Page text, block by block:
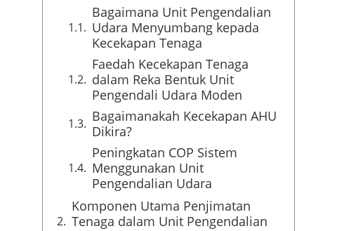
Bagaimana Unit Pengendalian
Udara Menyumbang kepada
Kecekapan Tenaga
Faedah Kecekapan Tenaga
dalam Reka Bentuk Unit
Pengendali Udara Moden
Bagaimanakah Kecekapan AHU
Dikira?
Peningkatan COP Sistem
Menggunakan Unit
Pengendalian Udara
Komponen Utama Penjimatan
Tenaga dalam Unit Pengendalian